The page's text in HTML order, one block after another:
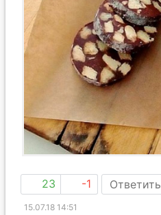
23 -1 Ответить
15.07.18 14:51